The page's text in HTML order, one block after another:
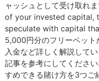
ャッシュとして受け取れ
of your invested capital,
speculate with capital
5,000円分のフリーベット
入金など詳しく解説して
記事を参考にしてくださ
すめできる賭け方を3つご